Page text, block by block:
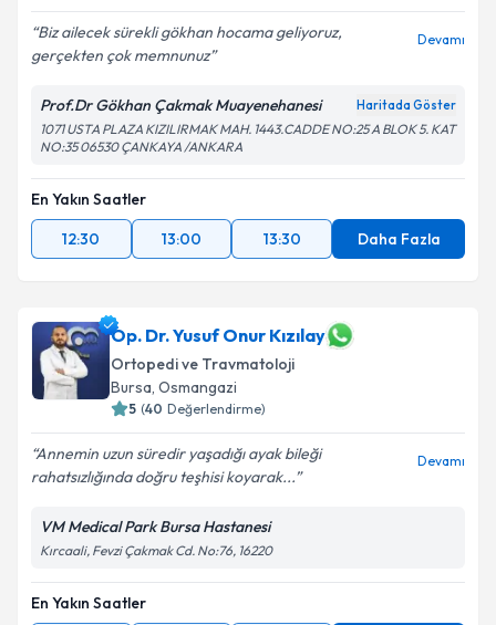
Biz ailecek sürekli gökhan hocama geliyoruz,
gerçekten çok memnunuz
Devamı
Prof.Dr Gökhan Çakmak Muayenehanesi Haritada Göster
1071 USTA PLAZA KIZILIRMAK MAH. 1443.CADDE NO:25 A BLOK 5. KAT
NO:35 06530 ÇANKAYA /ANKARA
En Yakın Saatler
12:30
13:00 13:30 Daha Fazla
Op. Dr. Yusuf Onur Kızılay
Ortopedi ve Travmatoloji
Bursa, Osmangazi
5 (40 Değerlendirme)
Annemin uzun süredir yaşadığı ayak bileği
rahatsızlığında doğru teşhisi koyarak...
Devamı
VM Medical Park Bursa Hastanesi
Kırcaali, Fevzi Çakmak Cd. No:76, 16220
En Yakın Saatler